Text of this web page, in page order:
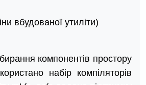
вбудованої утиліти)
компонентів простору
набір компіляторів